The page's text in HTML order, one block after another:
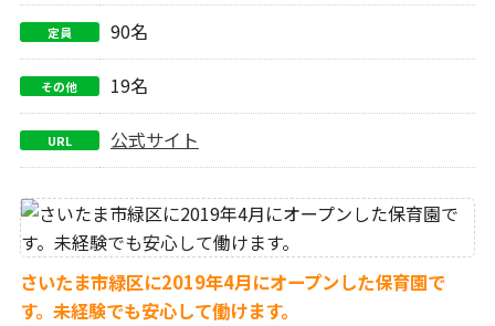
定員 90名
その他 19名
URL 公式サイト
さいたま市緑区に2019年4月にオープンした保育園で
す。未経験でも安心して働けます。